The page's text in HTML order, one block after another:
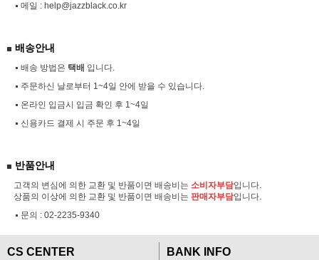
메일 : help@jazzblack.co.kr
배송안내
배송 방법은 택배 입니다.
주문하신 날로부터 1~4일 안에 받을 수 있습니다.
온라인 입금시 입금 확인 후 1~4일
신용카드 결제 시 주문 후 1~4일
반품안내
고객의 변심에 의한 교환 및 반품이면 배송비는 소비자부담입니다.
상품의 이상에 의한 교환 및 반품이면 배송비는 판매자부담입니다.
문의 : 02-2235-9340
CS CENTER
BANK INFO